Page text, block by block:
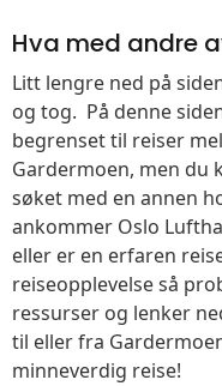
Hva med andre
Litt lengre ned på
og tog. På denne
begrenset til reiser
Gardermoen, men du
søket med en annen
ankommer Oslo
eller er en erfaren
reiseopplevelse så
ressurser og lenker
til eller fra
minneverdig reise!